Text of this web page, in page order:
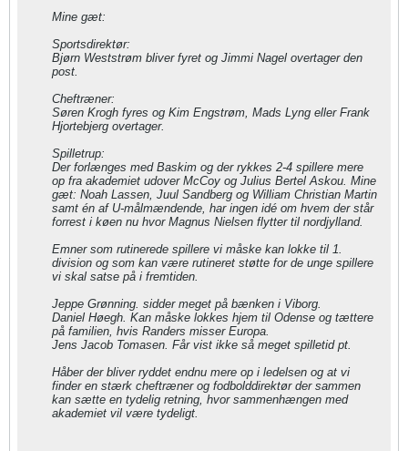
Mine gæt:
Sportsdirektør:
Bjørn Weststrøm bliver fyret og Jimmi Nagel overtager den
post.
Cheftræner:
Søren Krogh fyres og Kim Engstrøm, Mads Lyng eller Frank
Hjortebjerg overtager.
Spilletrup:
Der forlænges med Baskim og der rykkes 2-4 spillere mere
op fra akademiet udover McCoy og Julius Bertel Askou. Mine
gæt: Noah Lassen, Juul Sandberg og William Christian Martin
samt én af U-målmændende, har ingen idé om hvem der står
forrest i køen nu hvor Magnus Nielsen flytter til nordjylland.
Emner som rutinerede spillere vi måske kan lokke til 1.
division og som kan være rutineret støtte for de unge spillere
vi skal satse på i fremtiden.
Jeppe Grønning. sidder meget på bænken i Viborg.
Daniel Høegh. Kan måske lokkes hjem til Odense og tættere
på familien, hvis Randers misser Europa.
Jens Jacob Tomasen. Får vist ikke så meget spilletid pt.
Håber der bliver ryddet endnu mere op i ledelsen og at vi
finder en stærk cheftræner og fodbolddirektør der sammen
kan sætte en tydelig retning, hvor sammenhængen med
akademiet vil være tydeligt.